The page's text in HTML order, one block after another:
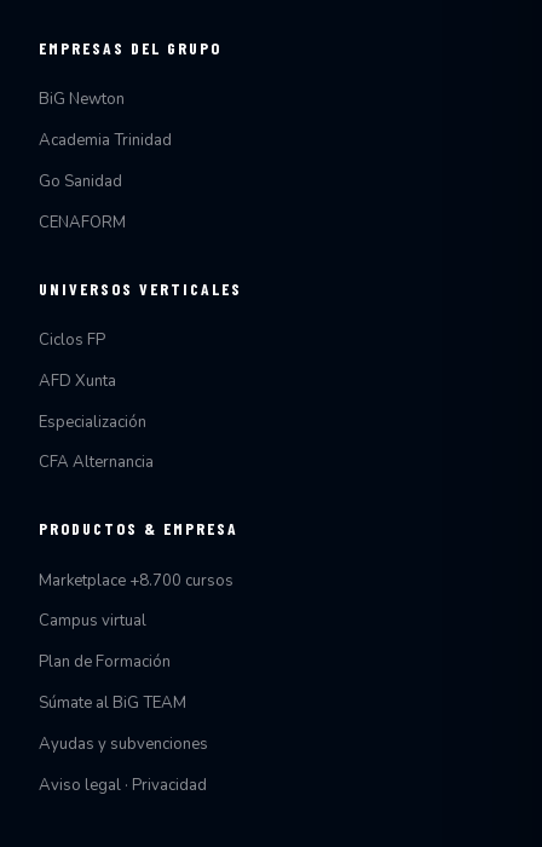
EMPRESAS DEL GRUPO
BiG Newton
Academia Trinidad
Go Sanidad
CENAFORM
UNIVERSOS VERTICALES
Ciclos FP
AFD Xunta
Especialización
CFA Alternancia
PRODUCTOS & EMPRESA
Marketplace +8.700 cursos
Campus virtual
Plan de Formación
Súmate al BiG TEAM
Ayudas y subvenciones
Aviso legal · Privacidad